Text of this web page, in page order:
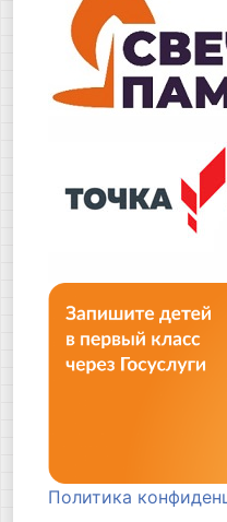
Политика